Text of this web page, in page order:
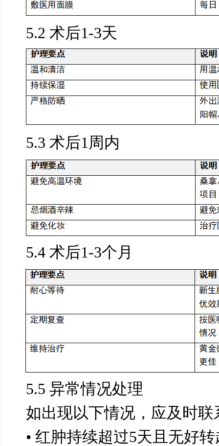
5.2 术后1-3天
5.3 术后1周内
5.4 术后1-3个月
5.5 异常情况处理
如出现以下情况，应及时
• 红肿持续超过5天且无好